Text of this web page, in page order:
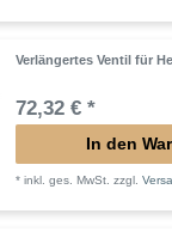
Verlängertes Ventil für
72,32 € *
In den
*inkl. ges. MwSt. zzgl.